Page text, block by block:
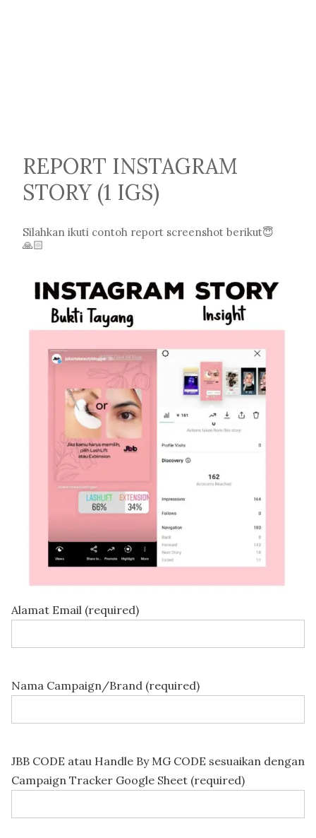
REPORT INSTAGRAM
STORY (1 IGS)
Silahkan ikuti contoh report screenshot berikut😇
🙏🏻
Alamat Email (required)
Nama Campaign/Brand (required)
JBB CODE atau Handle By MG CODE sesuaikan dengan
Campaign Tracker Google Sheet (required)